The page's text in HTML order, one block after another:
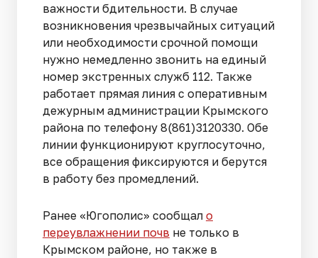
важности бдительности. В случае
возникновения чрезвычайных ситуаций
или необходимости срочной помощи
нужно немедленно звонить на единый
номер экстренных служб 112. Также
работает прямая линия с оперативным
дежурным администрации Крымского
района по телефону 8(861)3120330. Обе
линии функционируют круглосуточно,
все обращения фиксируются и берутся
в работу без промедлений.
Ранее «Югополис» сообщал о
переувлажнении почв не только в
Крымском районе, но также в